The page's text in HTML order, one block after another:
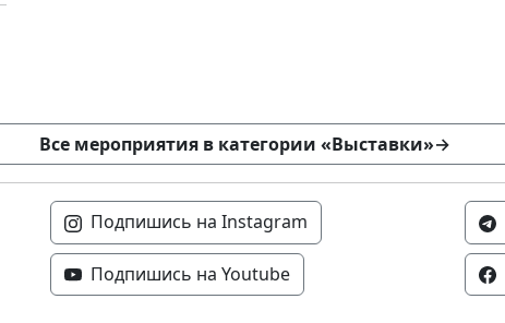
Все мероприятия в категории «Выставки»→
Подпишись на Instagram
Подпишись на Youtube